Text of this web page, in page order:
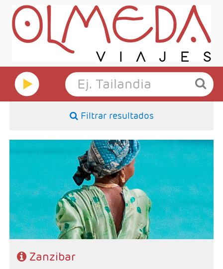
Filtrar resultados
- Duración: Noches a elegir
- Salidas: Diarias
- Ruta: Zanzibar 5 noches (paquete base) o más
- Categoría hotelera: A elección del cliente
- Régimen: A elección del cliente
Zanzibar